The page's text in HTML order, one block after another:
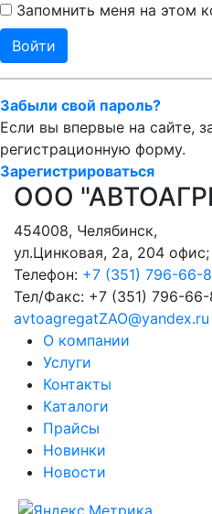
Запомнить меня на этом
Забыли свой пароль?
Если вы впервые на сайте,
регистрационную форму.
Зарегистрироваться
ООО
454008, Челябинск,
ул.Цинковая, 2а, 204
Телефон: +7 (351) 796-66-
Тел/Факс: +7 (351) 796-
avtoagregatZAO@yandex.ru
О компании
Услуги
Контакты
Каталоги
Прайсы
Новинки
Новости